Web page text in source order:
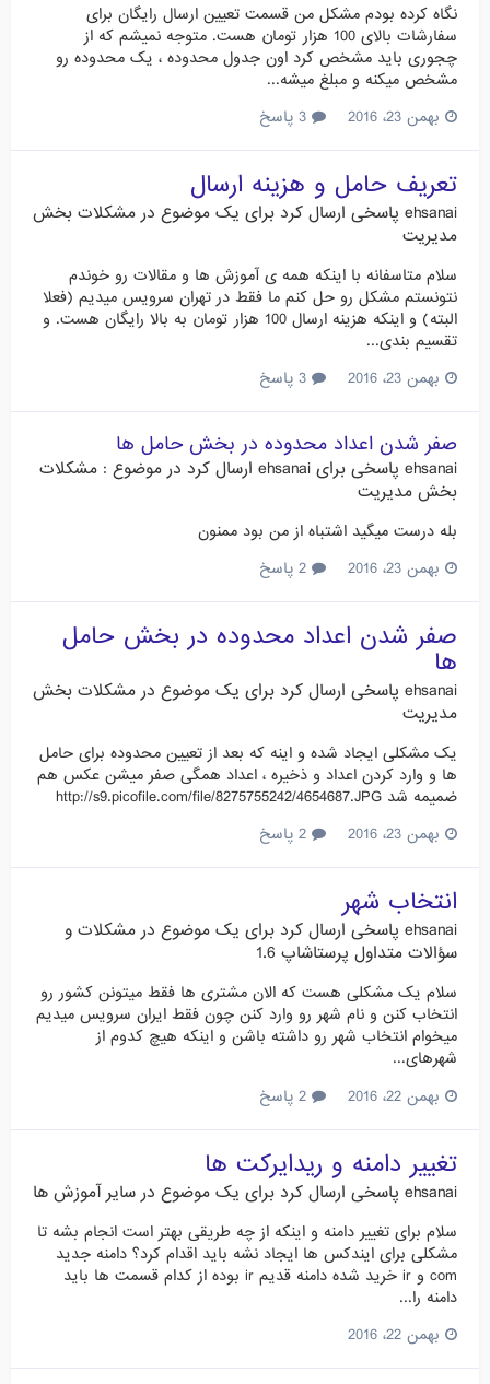
نگاه کرده بودم مشکل من قسمت تعیین ارسال رایگان برای
سفارشات بالای 100 هزار تومان هست. متوجه نمیشم که از
چجوری باید مشخص کرد اون جدول محدوده ، یک محدوده رو
مشخص میکنه و مبلغ میشه...
بهمن 23، 2016
تعریف حامل و هزینه ارسال
ehsanai پاسخی ارسال کرد برای یک موضوع در مشکلات بخش
مدیریت
سلام متاسفانه با اینکه همه ی آموزش ها و مقالات رو خوندم
نتونستم مشکل رو حل کنم ما فقط در تهران سرویس میدیم (فعلا
البته) و اینکه هزینه ارسال 100 هزار تومان به بالا رایگان هست. و
تقسیم بندی...
بهمن 23، 2016
صفر شدن اعداد محدوده در بخش حامل ها
ehsanai پاسخی برای ehsanai ارسال کرد در موضوع : مشکلات
بخش مدیریت
بله درست میگید اشتباه از من بود ممنون
بهمن 23، 2016
صفر شدن اعداد محدوده در بخش حامل
ها
ehsanai پاسخی ارسال کرد برای یک موضوع در مشکلات بخش
مدیریت
یک مشکلی ایجاد شده و اینه که بعد از تعیین محدوده برای حامل
ها و وارد کردن اعداد و ذخیره ، اعداد همگی صفر میشن عکس هم
ضمیمه شد http://s9.picofile.com/file/8275755242/4654687.JPG
بهمن 23، 2016
انتخاب شهر
ehsanai پاسخی ارسال کرد برای یک موضوع در مشکلات و
سؤالات متداول پرستاشاپ 1.6
سلام یک مشکلی هست که الان مشتری ها فقط میتونن کشور رو
انتخاب کنن و نام شهر رو وارد کنن چون فقط ایران سرویس میدیم
میخوام انتخاب شهر رو داشته باشن و اینکه هیچ کدوم از
شهرهای...
بهمن 22، 2016
تغییر دامنه و ریدایرکت ها
ehsanai پاسخی ارسال کرد برای یک موضوع در سایر آموزش ها
سلام برای تغییر دامنه و اینکه از چه طریقی بهتر است انجام بشه تا
مشکلی برای ایندکس ها ایجاد نشه باید اقدام کرد؟ دامنه جدید
com و ir خرید شده دامنه قدیم ir بوده از کدام قسمت ها باید
دامنه را...
بهمن 22، 2016